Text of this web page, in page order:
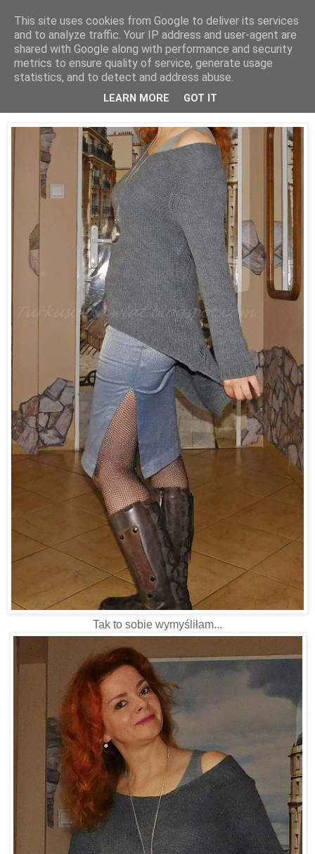
13 października 2017
Ma wizja zmrożonej spódnicy...
Tak to sobie wymyśliłam...
This site uses cookies from Google to deliver its services
and to analyze traffic. Your IP address and user-agent are
shared with Google along with performance and security
metrics to ensure quality of service, generate usage
statistics, and to detect and address abuse.
LEARN MORE GOT IT